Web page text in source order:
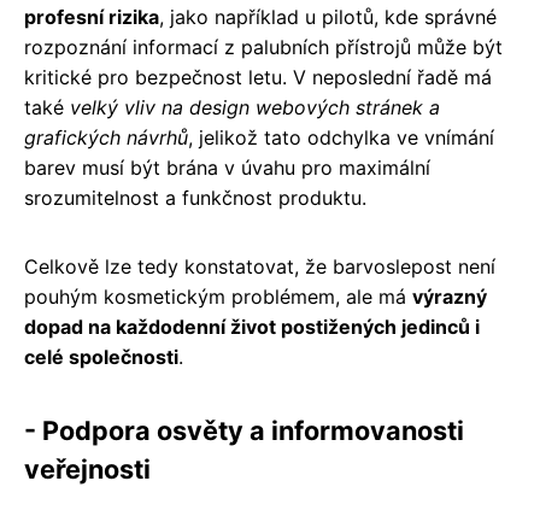
profesní rizika, jako například u pilotů, kde správné
rozpoznání informací z palubních přístrojů může být
kritické pro bezpečnost letu. V neposlední řadě má
také velký vliv na design webových stránek a
grafických návrhů, jelikož tato odchylka ve vnímání
barev musí být brána v úvahu pro maximální
srozumitelnost a funkčnost produktu.
Celkově lze tedy konstatovat, že barvoslepost není
pouhým kosmetickým problémem, ale má výrazný
dopad na každodenní život postižených jedinců i
celé společnosti.
- Podpora osvěty a informovanosti
veřejnosti